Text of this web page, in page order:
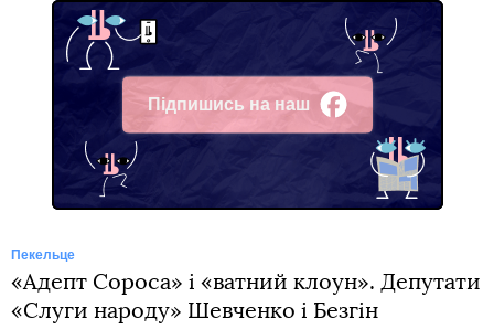
Підпишись на наш
Facebook
Пекельце
«Адепт Сороса» і «ватний клоун». Депутати
«Слуги народу» Шевченко і Безгін